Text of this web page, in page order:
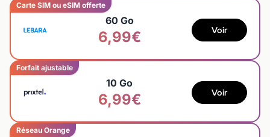
Carte SIM ou eSIM offerte
60 Go
6,99€ Voir
Forfait ajustable
10 Go
6,99€ Voir
Réseau Orange